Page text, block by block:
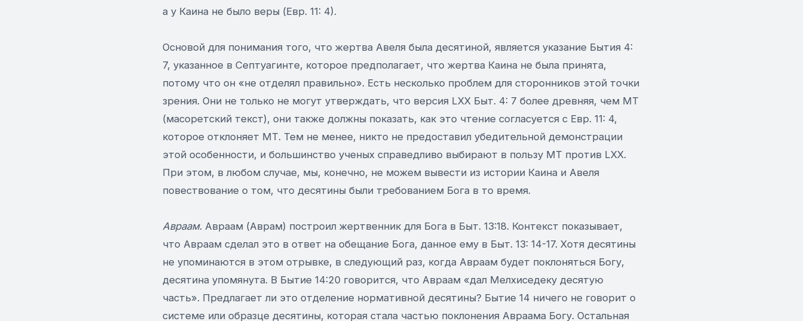
а у Каина не было веры (Евр. 11: 4).
Основой для понимания того, что жертва Авеля была десятиной, является указание Бытия 4:
7, указанное в Септуагинте, которое предполагает, что жертва Каина не была принята,
потому что он «не отделял правильно». Есть несколько проблем для сторонников этой точки
зрения. Они не только не могут утверждать, что версия LXX Быт. 4: 7 более древняя, чем МТ
(масоретский текст), они также должны показать, как это чтение согласуется с Евр. 11: 4,
которое отклоняет МТ. Тем не менее, никто не предоставил убедительной демонстрации
этой особенности, и большинство ученых справедливо выбирают в пользу МТ против LXX.
При этом, в любом случае, мы, конечно, не можем вывести из истории Каина и Авеля
повествование о том, что десятины были требованием Бога в то время.
Авраам. Авраам (Аврам) построил жертвенник для Бога в Быт. 13:18. Контекст показывает,
что Авраам сделал это в ответ на обещание Бога, данное ему в Быт. 13: 14-17. Хотя десятины
не упоминаются в этом отрывке, в следующий раз, когда Авраам будет поклоняться Богу,
десятина упомянута. В Бытие 14:20 говорится, что Авраам «дал Мелхиседеку десятую
часть». Предлагает ли это отделение нормативной десятины? Бытие 14 ничего не говорит о
системе или образце десятины, которая стала частью поклонения Авраама Богу. Остальная